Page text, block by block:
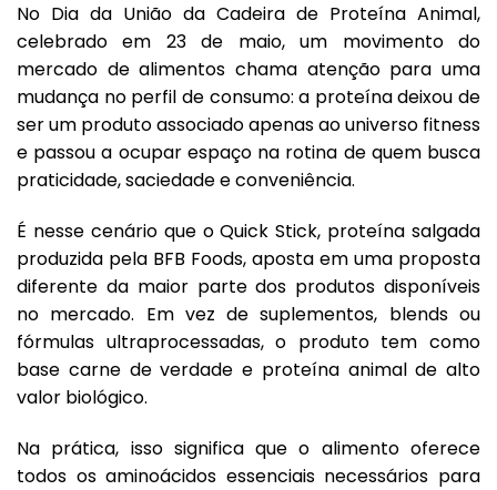
No Dia da União da Cadeira de Proteína Animal,
celebrado em 23 de maio, um movimento do
mercado de alimentos chama atenção para uma
mudança no perfil de consumo: a proteína deixou de
ser um produto associado apenas ao universo fitness
e passou a ocupar espaço na rotina de quem busca
praticidade, saciedade e conveniência.
É nesse cenário que o Quick Stick, proteína salgada
produzida pela BFB Foods, aposta em uma proposta
diferente da maior parte dos produtos disponíveis
no mercado. Em vez de suplementos, blends ou
fórmulas ultraprocessadas, o produto tem como
base carne de verdade e proteína animal de alto
valor biológico.
Na prática, isso significa que o alimento oferece
todos os aminoácidos essenciais necessários para